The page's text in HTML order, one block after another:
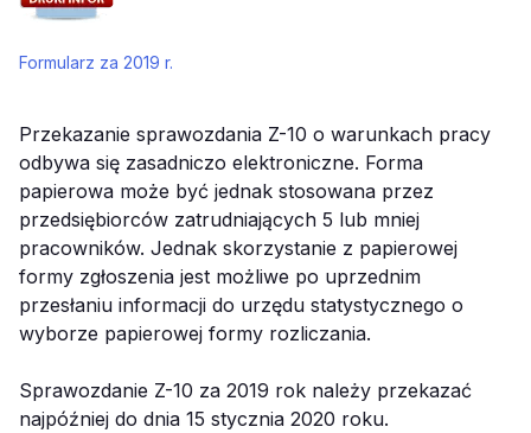
Formularz za 2019 r.
Przekazanie sprawozdania Z-10 o warunkach pracy
odbywa się zasadniczo elektroniczne. Forma
papierowa może być jednak stosowana przez
przedsiębiorców zatrudniających 5 lub mniej
pracowników. Jednak skorzystanie z papierowej
formy zgłoszenia jest możliwe po uprzednim
przesłaniu informacji do urzędu statystycznego o
wyborze papierowej formy rozliczania.
Sprawozdanie Z-10 za 2019 rok należy przekazać
najpóźniej do dnia 15 stycznia 2020 roku.